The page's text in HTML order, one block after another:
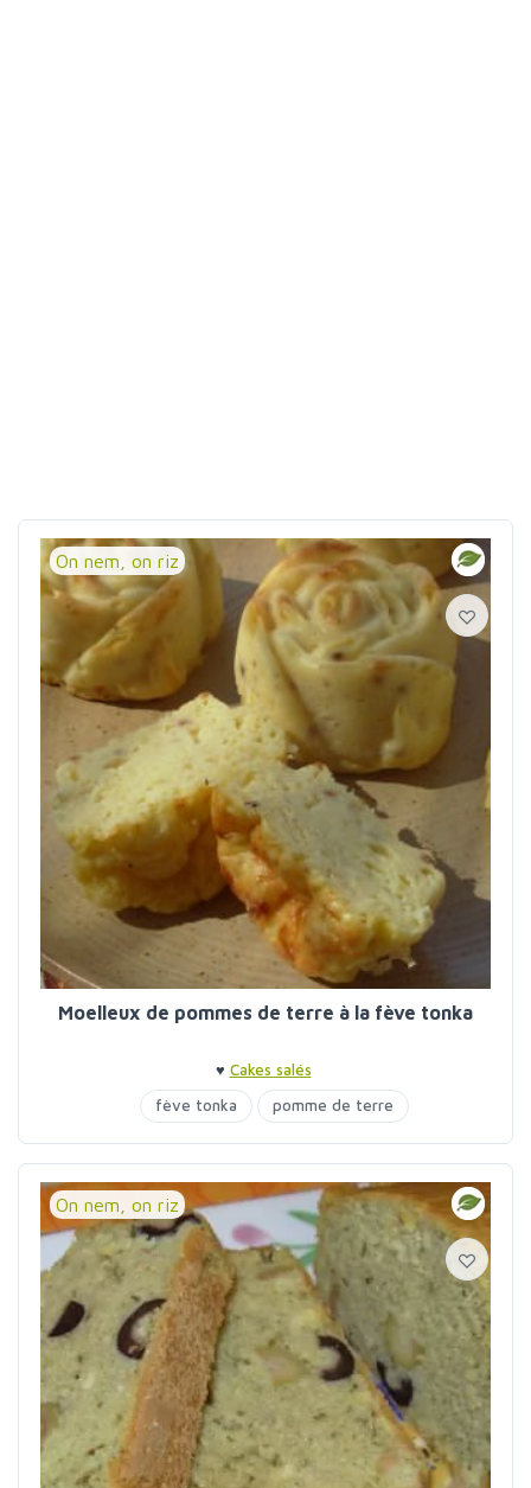
On nem, on riz
Moelleux de pommes de terre à la fève tonka
♥ Cakes salés
fève tonka
pomme de terre
On nem, on riz